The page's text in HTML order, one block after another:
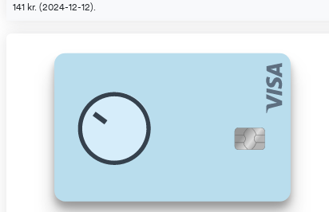
141 kr. (2024-12-12).